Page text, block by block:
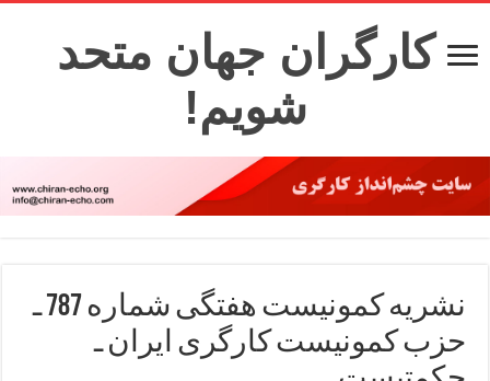
کارگران جهان متحد
شویم!
نشریه کمونیست هفتگی شماره 787 ـ
حزب کمونیست کارگری ایران ـ